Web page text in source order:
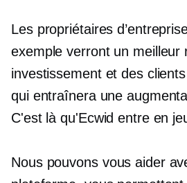
Les propriétaires
exemple verront un meilleur
investissement et des
qui entraînera une
C'est là qu'Ecwid entre en
Nous pouvons vous aider